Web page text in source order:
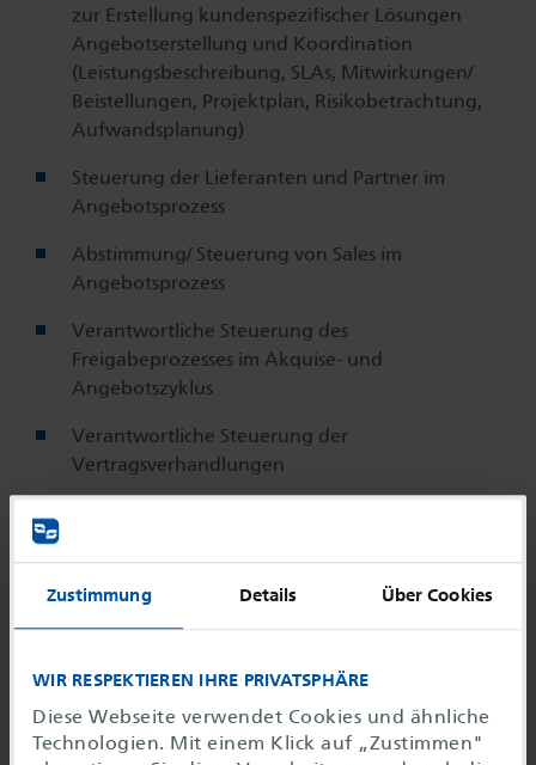
Zustimmung Details Über Cookies
WIR RESPEKTIEREN IHRE PRIVATSPHÄRE
Diese Webseite verwendet Cookies und ähnliche
Technologien. Mit einem Klick auf „Zustimmen"
zur Erstellung kundenspezifischer Lösungen
Angebotserstellung und Koordination
(Leistungsbeschreibung, SLAs, Mitwirkungen/
Beistellungen, Projektplan, Risikobetrachtung,
Aufwandsplanung)
Steuerung der Lieferanten und Partner im
Angebotsprozess
Abstimmung/ Steuerung von Sales im
Angebotsprozess
Verantwortliche Steuerung des
Freigabeprozesses im Akquise- und
Angebotszyklus
Verantwortliche Steuerung der
Vertragsverhandlungen
Leistungen
Weiterentwicklung des OSNow Bid
Managements